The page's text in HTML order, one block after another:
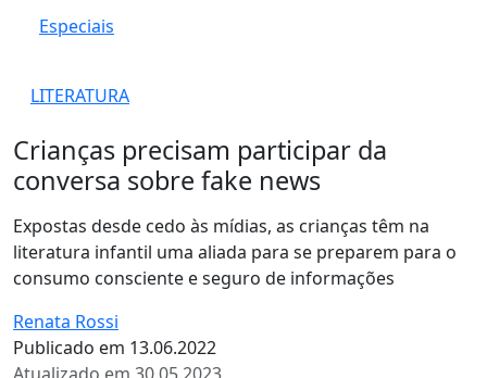
Especiais
LITERATURA
Crianças precisam participar da
conversa sobre fake news
Expostas desde cedo às mídias, as crianças têm na
literatura infantil uma aliada para se preparem para o
consumo consciente e seguro de informações
Renata Rossi
Publicado em 13.06.2022